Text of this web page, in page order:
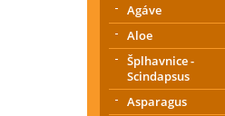
Agáve
Aloe
Šplhavnice -
Scindapsus
Asparagus